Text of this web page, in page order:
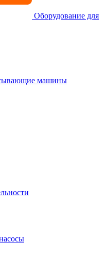
Оборудование для
машины